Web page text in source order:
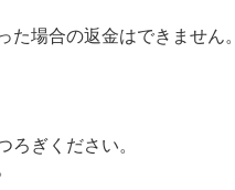
場合の返金はできません。
ろぎください。